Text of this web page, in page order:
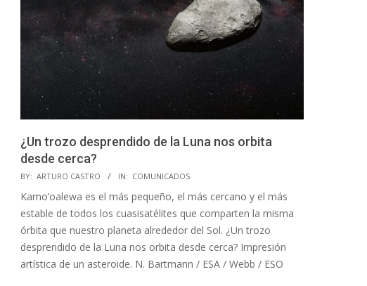
¿Un trozo desprendido de la Luna nos orbita
desde cerca?
2023-
05-
04
BY: ARTURO CASTRO IN: COMUNICADOS
Kamo’oalewa es el más pequeño, el más cercano y el más
estable de todos los cuasisatélites que comparten la misma
órbita que nuestro planeta alrededor del Sol. ¿Un trozo
desprendido de la Luna nos orbita desde cerca? Impresión
artística de un asteroide. N. Bartmann / ESA / Webb / ESO